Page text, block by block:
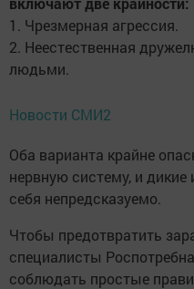
1. Чрезмерная агрессия.
2. Неестественная
людьми.
Новости СМИ2
Оба варианта крайне
нервную систему, и дикие
себя непредсказуемо.
Чтобы предотвратить
специалисты
соблюдать простые